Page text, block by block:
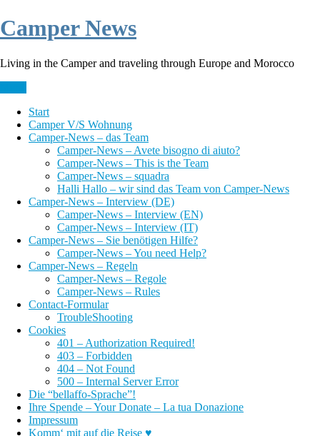
Skip
to
Camper News
Living in the Camper and traveling through Europe and Morocco
Start
Camper V/S Wohnung
Camper-News – das Team
Camper-News – Avete bisogno di aiuto?
Camper-News – This is the Team
Camper-News – squadra
Halli Hallo – wir sind das Team von Camper-News
Camper-News – Interview (DE)
Camper-News – Interview (EN)
Camper-News – Interview (IT)
Camper-News – Sie benötigen Hilfe?
Camper-News – You need Help?
Camper-News – Regeln
Camper-News – Regole
Camper-News – Rules
Contact-Formular
TroubleShooting
Cookies
401 – Authorization Required!
403 – Forbidden
404 – Not Found
500 – Internal Server Error
Die “bellaffo-Sprache”!
Ihre Spende – Your Donate – La tua Donazione
Impressum
Komm‘ mit auf die Reise ♥